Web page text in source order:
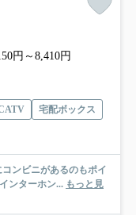
円～8,410円
宅配ボックス
ンビニがあるのもポイ
ンターホン... もっと見